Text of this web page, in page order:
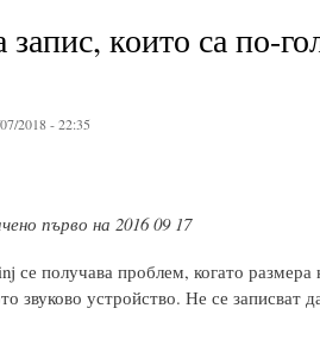
запис, които са по-
2018 - 22:35
първо на 2016 09 17
се получава проблем, когато
звуково устройство. Не се записват